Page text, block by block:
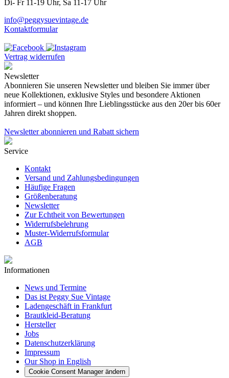
Di- Fr 11-19 Uhr, Sa 11-17 Uhr
info@peggysuevintage.de
Kontaktformular
Vertrag widerrufen
Newsletter
Abonnieren Sie unseren Newsletter und bleiben Sie immer über
neue Kollektionen, exklusive Styles und besondere Aktionen
informiert – und können Ihre Lieblingsstücke aus den 20er bis 60er
Jahren direkt shoppen.
Newsletter abonnieren und Rabatt sichern
Service
Kontakt
Versand und Zahlungsbedingungen
Häufige Fragen
Größenberatung
Newsletter
Zur Echtheit von Bewertungen
Widerrufsbelehrung
Muster-Widerrufsformular
AGB
Informationen
News und Termine
Das ist Peggy Sue Vintage
Ladengeschäft in Frankfurt
Brautkleid-Beratung
Hersteller
Jobs
Datenschutzerklärung
Impressum
Our Shop in English
Cookie Consent Manager ändern